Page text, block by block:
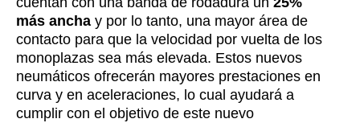
más ancha y por lo tanto, una mayor área de
contacto para que la velocidad por vuelta de los
monoplazas sea más elevada. Estos nuevos
neumáticos ofrecerán mayores prestaciones en
curva y en aceleraciones, lo cual ayudará a
cumplir con e l objetivo de este nuevo